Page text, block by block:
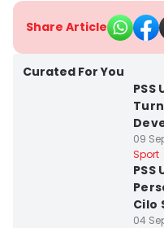
Share Article
Curated For You
PSS
09
Sport
PSS
Cilo
04